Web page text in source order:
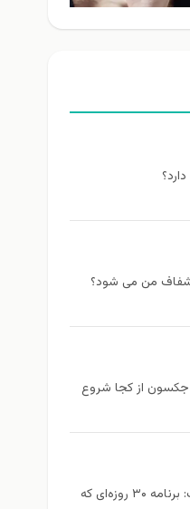
من می شود؟
جکسون از كجا شروع
تمرین در خانه بدون تجهیزات: برنامه ۳۰ روزه‌ای که